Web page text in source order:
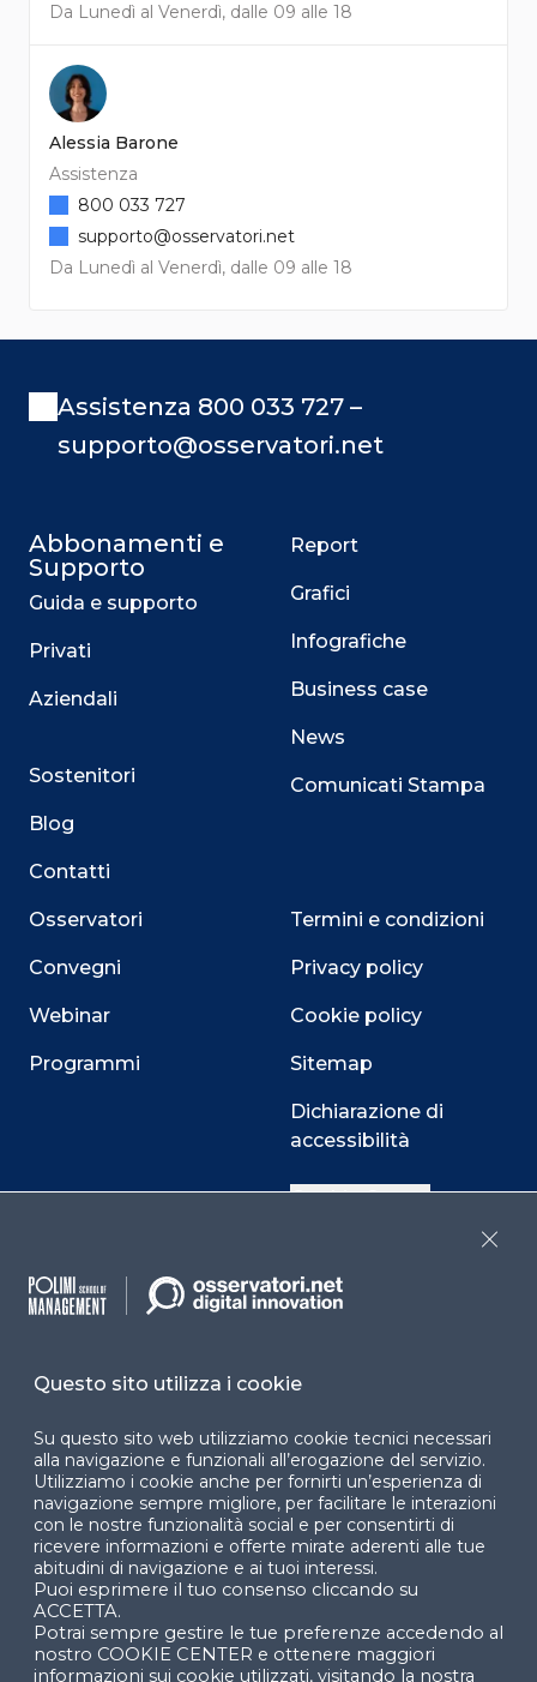
Da Lunedì al Venerdì, dalle 09 alle 18
Alessia Barone
Assistenza
Da Lunedì al Venerdì, dalle 09 alle 18
800 033 727
supporto@osservatori.net
Assistenza 800 033 727 –
supporto@osservatori.net
Abbonamenti e
Supporto
Guida e supporto
Privati
Aziendali
Sostenitori
Blog
Contatti
Osservatori
Convegni
Webinar
Programmi
Report
Grafici
Infografiche
Business case
News
Comunicati Stampa
Termini e condizioni
Privacy policy
Cookie policy
Sitemap
Dichiarazione di
accessibilità
Cookie Center
Facebook LinkedIn
© 2024 Copyright © Politecnico di Milano Dipartimento
di Ingegneria Gestionale
Questo sito utilizza i cookie
Su questo sito web utilizziamo cookie tecnici necessari
alla navigazione e funzionali all’erogazione del servizio.
Utilizziamo i cookie anche per fornirti un’esperienza di
navigazione sempre migliore, per facilitare le interazioni
con le nostre funzionalità social e per consentirti di
ricevere informazioni e offerte mirate aderenti alle tue
abitudini di navigazione e ai tuoi interessi.
Puoi esprimere il tuo consenso cliccando su
ACCETTA.
Potrai sempre gestire le tue preferenze accedendo al
nostro COOKIE CENTER e ottenere maggiori
informazioni sui cookie utilizzati, visitando la nostra